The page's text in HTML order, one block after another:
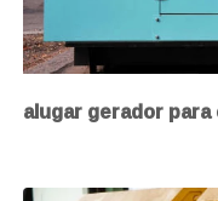
alugar gerador